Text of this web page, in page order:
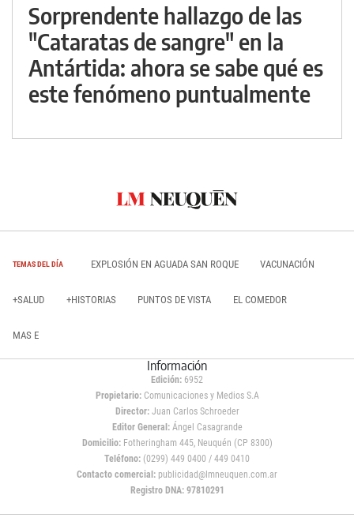
Sorprendente hallazgo de las
"Cataratas de sangre" en la
Antártida: ahora se sabe qué es
este fenómeno puntualmente
TEMAS DEL DÍA EXPLOSIÓN EN AGUADA SAN ROQUE VACUNACIÓN
+SALUD +HISTORIAS PUNTOS DE VISTA EL COMEDOR
MAS E
Información
Edición: 6952
Propietario:Comunicaciones y Medios S.A
Director: Juan Carlos Schroeder
Editor General:Ángel Casagrande
Domicilio:Fotheringham 445, Neuquén (CP 8300)
Teléfono: (0299) 449 0400 / 449 0410
Contacto comercial: publicidad@lmneuquen.com.ar
Registro DNA: 97810291